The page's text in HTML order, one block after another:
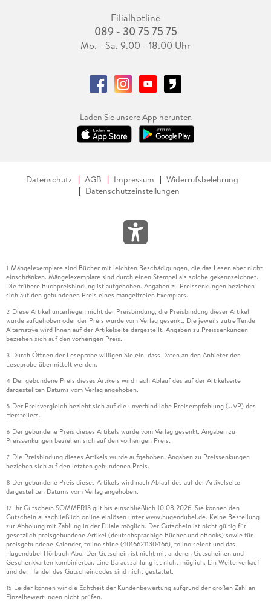
Filialhotline
089 - 30 75 75 75
Mo. - Sa. 9.00 - 18.00 Uhr
Laden Sie unsere App herunter.
Datenschutz AGB Impressum
Widerrufsbelehrung
Datenschutzeinstellungen
1 Mängelexemplare sind Bücher mit leichten Beschädigungen, die das Lesen aber nicht
einschränken. Mängelexemplare sind durch einen Stempel als solche gekennzeichnet.
Die frühere Buchpreisbindung ist aufgehoben. Angaben zu Preissenkungen beziehen
sich auf den gebundenen Preis eines mangelfreien Exemplars.
2 Diese Artikel unterliegen nicht der Preisbindung, die Preisbindung dieser Artikel
wurde aufgehoben oder der Preis wurde vom Verlag gesenkt. Die jeweils zutreffende
Alternative wird Ihnen auf der Artikelseite dargestellt. Angaben zu Preissenkungen
beziehen sich auf den vorherigen Preis.
3 Durch Öffnen der Leseprobe willigen Sie ein, dass Daten an den Anbieter der
Leseprobe übermittelt werden.
4 Der gebundene Preis dieses Artikels wird nach Ablauf des auf der Artikelseite
dargestellten Datums vom Verlag angehoben.
5 Der Preisvergleich bezieht sich auf die unverbindliche Preisempfehlung (UVP) des
Herstellers.
6 Der gebundene Preis dieses Artikels wurde vom Verlag gesenkt. Angaben zu
Preissenkungen beziehen sich auf den vorherigen Preis.
7 Die Preisbindung dieses Artikels wurde aufgehoben. Angaben zu Preissenkungen
beziehen sich auf den letzten gebundenen Preis.
8 Der gebundene Preis dieses Artikels wird nach Ablauf des auf der Artikelseite
dargestellten Datums vom Verlag angehoben.
12 Ihr Gutschein SOMMER13 gilt bis einschließlich 10.08.2026. Sie können den
Gutschein ausschließlich online einlösen unter www.hugendubel.de. Keine Bestellung
zur Abholung mit Zahlung in der Filiale möglich. Der Gutschein ist nicht gültig für
gesetzlich preisgebundene Artikel (deutschsprachige Bücher und eBooks) sowie für
preisgebundene Kalender, tolino shine (4016621130466), tolino select und das
Hugendubel Hörbuch Abo. Der Gutschein ist nicht mit anderen Gutscheinen und
Geschenkkarten kombinierbar. Eine Barauszahlung ist nicht möglich. Ein Weiterverkauf
und der Handel des Gutscheincodes sind nicht gestattet.
15 Leider können wir die Echtheit der Kundenbewertung aufgrund der großen Zahl an
Einzelbewertungen nicht prüfen.